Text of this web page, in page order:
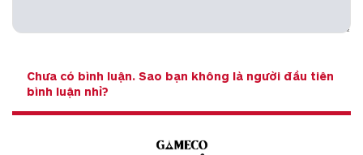
Chưa có bình luận. Sao bạn không là người đầu tiên
bình luận nhỉ?